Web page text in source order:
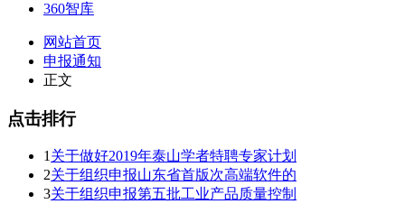
360智库
网站首页
申报通知
正文
点击排行
1关于做好2019年泰山学者特聘专家计划
2关于组织申报山东省首版次高端软件的
3关于组织申报第五批工业产品质量控制